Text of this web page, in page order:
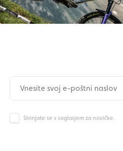
Strinjate se s soglasjem za novičke.